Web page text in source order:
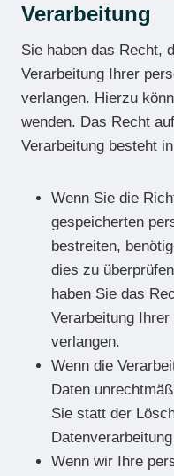
Verarbeitung
Sie haben das Recht,
Verarbeitung Ihrer
verlangen. Hierzu
wenden. Das Recht
Verarbeitung besteht
Wenn Sie die
gespeicherten
bestreiten,
dies zu
haben Sie das
Verarbeitung
verlangen.
Wenn die
Daten
Sie statt der
Wenn wir Ihre